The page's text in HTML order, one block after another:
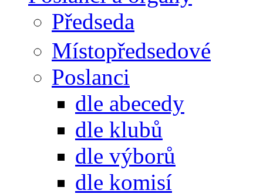
Předseda
Místopředsedové
Poslanci
dle abecedy
dle klubů
dle výborů
dle komisí